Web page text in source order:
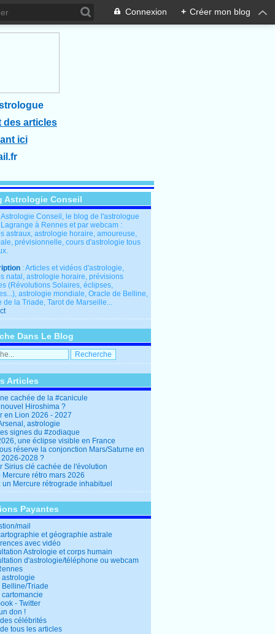
Connexion + Créer mon blog
des articles
ici
Astrologie Conseil
Astrologie Conseil, le blog de l'astrologue
Lagrange à Rennes et par webcam :
astraux, astrologie horaire, amoureuse,
prévisionnelle, cours d'astrologie tous
: Articles et vidéos d'astrologie,
natal, astrologie horaire, prévisions
(Révolutions Solaires, éclipses,
astrologie mondiale, Oracle de Belline,
de la Triade, Tarot de Marseille...
Dans Le Blog
Articles
cachée de la #canicule
Hiroshima ?
en Lion 2026 - 2027
astrologie
signes du #zodiaque
une éclipse visible en France
réserve la conjonction Mars/Saturne en
2026-2028 ?
Sirius clé cachée de l'évolution
Mercure rétro mars 2026
un Mercure rétrograde inhabituel
Payantes
mail
et géographie astrale
avec vidéo
Astrologie et corps humain
d'astrologie/téléphone ou webcam
astrologie
Belline/Triade
cartomancie
- Twitter
don !
célébrités
tous les articles